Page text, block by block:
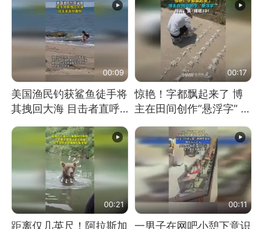
00:09
美国渔民钓获鲨鱼徒手将
其拽回大海 目击者直呼
00:17
惊艳！字都飘起来了 博
主在田间创作“悬浮字” 网
00:21
距离仅几英尺！阿拉斯加
00:11
一男子在网吧小憩下意识